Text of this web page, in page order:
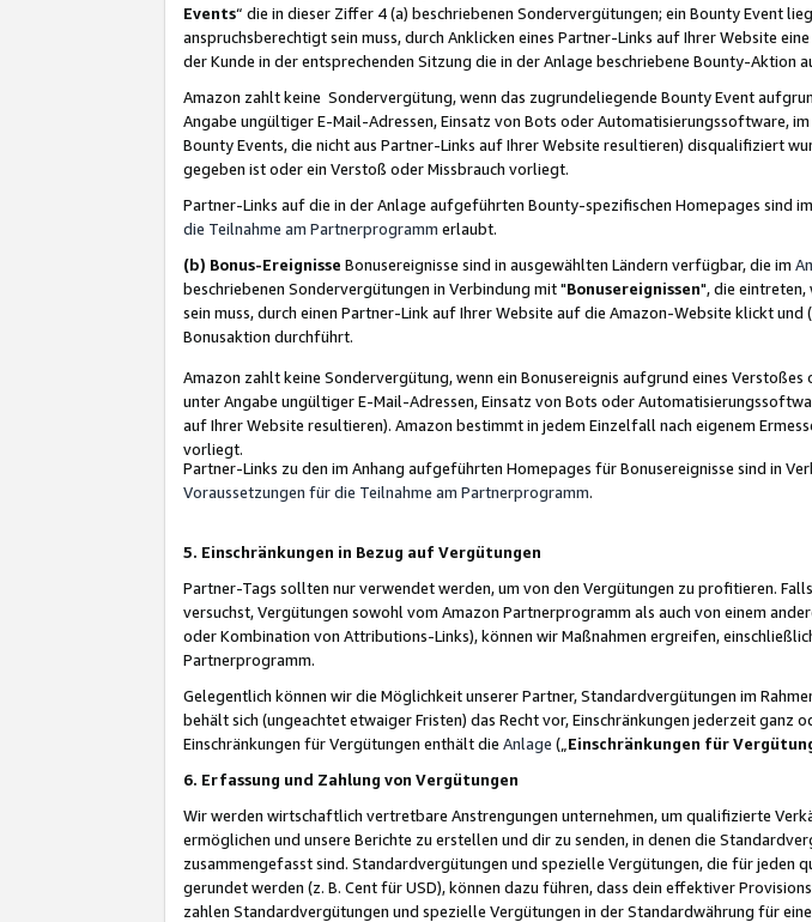
Events“ die in dieser Ziffer 4 (a) beschriebenen Sondervergütungen; ein Bounty Event
anspruchsberechtigt sein muss, durch Anklicken eines Partner-Links auf Ihrer Website
der Kunde in der entsprechenden Sitzung die in der Anlage beschriebene Bounty-Aktion
Amazon zahlt keine Sondervergütung, wenn das zugrundeliegende Bounty Event
Angabe ungültiger E-Mail-Adressen, Einsatz von Bots oder Automatisierungssoftware,
Bounty Events, die nicht aus Partner-Links auf Ihrer Website resultieren) disqualifiziert
gegeben ist oder ein Verstoß oder Missbrauch vorliegt.
Partner-Links auf die in der Anlage aufgeführten Bounty-spezifischen Homepages sind
die Teilnahme am Partnerprogramm erlaubt.
(b) Bonus-Ereignisse Bonusereignisse sind in ausgewählten Ländern verfügbar, die im
beschriebenen Sondervergütungen in Verbindung mit "Bonusereignissen", die eintreten,
sein muss, durch einen Partner-Link auf Ihrer Website auf die Amazon-Website klickt
Bonusaktion durchführt.
Amazon zahlt keine Sondervergütung, wenn ein Bonusereignis aufgrund eines
unter Angabe ungültiger E-Mail-Adressen, Einsatz von Bots oder
auf Ihrer Website resultieren). Amazon bestimmt in jedem Einzelfall nach eigenem
vorliegt.
Partner-Links zu den im Anhang aufgeführten Homepages für Bonusereignisse sind in
Voraussetzungen für die Teilnahme am Partnerprogramm.
5. Einschränkungen in Bezug auf Vergütungen
Partner-Tags sollten nur verwendet werden, um von den Vergütungen zu profitieren.
versuchst, Vergütungen sowohl vom Amazon Partnerprogramm als auch von einem
oder Kombination von Attributions-Links), können wir Maßnahmen ergreifen,
Partnerprogramm.
Gelegentlich können wir die Möglichkeit unserer Partner, Standardvergütungen im
behält sich (ungeachtet etwaiger Fristen) das Recht vor, Einschränkungen jederzeit
Einschränkungen für Vergütungen enthält die Anlage („ Einschränkungen für
6. Erfassung und Zahlung von Vergütungen
Wir werden wirtschaftlich vertretbare Anstrengungen unternehmen, um qualifizierte
ermöglichen und unsere Berichte zu erstellen und dir zu senden, in denen die
zusammengefasst sind. Standardvergütungen und spezielle Vergütungen, die für jeden
gerundet werden (z. B. Cent für USD), können dazu führen, dass dein effektiver
zahlen Standardvergütungen und spezielle Vergütungen in der Standardwährung für